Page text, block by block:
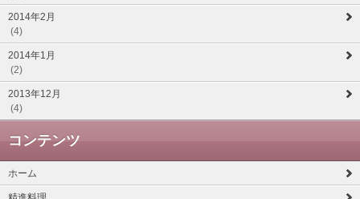
2014年2月
(4)
2014年1月
(2)
2013年12月
(4)
コンテンツ
ホーム